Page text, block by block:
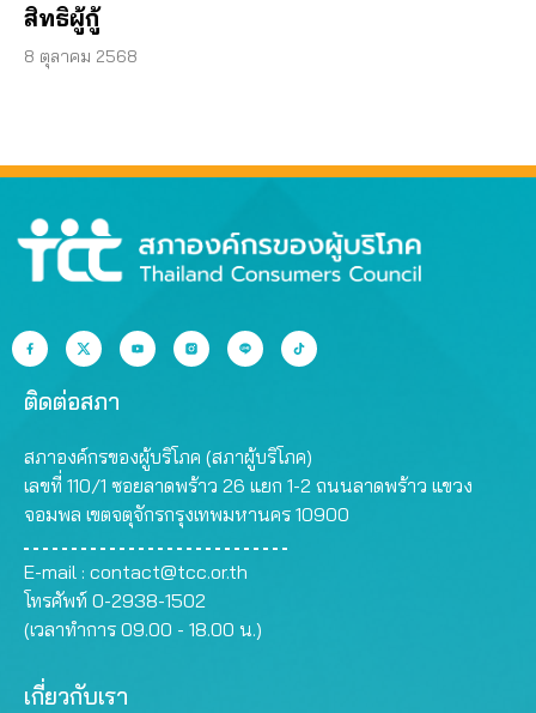
สิทธิผู้กู้
8 ตุลาคม 2568
ติดต่อสภา
สภาองค์กรของผู้บริโภค (สภาผู้บริโภค)
เลขที่ 110/1 ซอยลาดพร้าว 26 แยก 1-2 ถนนลาดพร้าว แขวง
จอมพล เขตจตุจักรกรุงเทพมหานคร 10900
E-mail : contact@tcc.or.th
โทรศัพท์ 0-2938-1502
(เวลาทำการ 09.00 - 18.00 น.)
เกี่ยวกับเรา